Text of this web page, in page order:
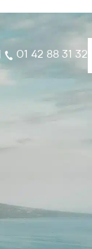
01 42 88 31 32